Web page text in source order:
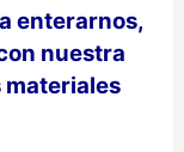
enterarnos,
nuestra